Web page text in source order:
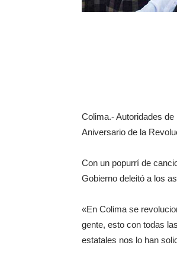
Colima.- Autoridades
Aniversario de la
Con un popurrí de
Gobierno deleitó a los
«En Colima se
gente, esto con todas
estatales nos lo han